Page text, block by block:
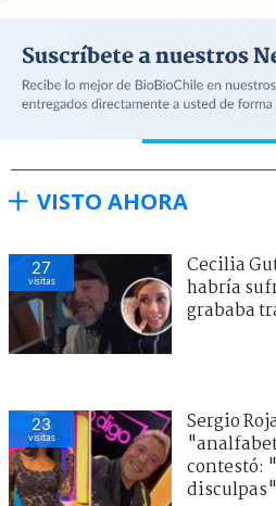
VISTO AHORA
27
visitas
Cecilia
habría
grababa
23
visitas
Sergio
contestó:
disculpas"